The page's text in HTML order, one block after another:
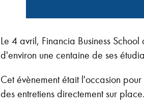
Le 4 avril, Financia Business
d'environ une centaine de ses
Cet évènement était l'occasion
des entretiens directement sur place.